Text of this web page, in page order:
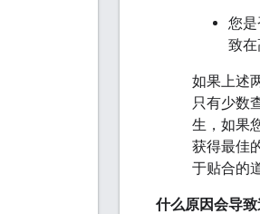
您
致
如果上述
只有少数
生，如果
获得最佳
于贴合的
什么原因会导